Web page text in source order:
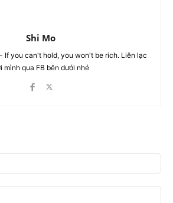
Shi Mo
If you can't hold, you won't be rich. Liên lạc
mình qua FB bên dưới nhé